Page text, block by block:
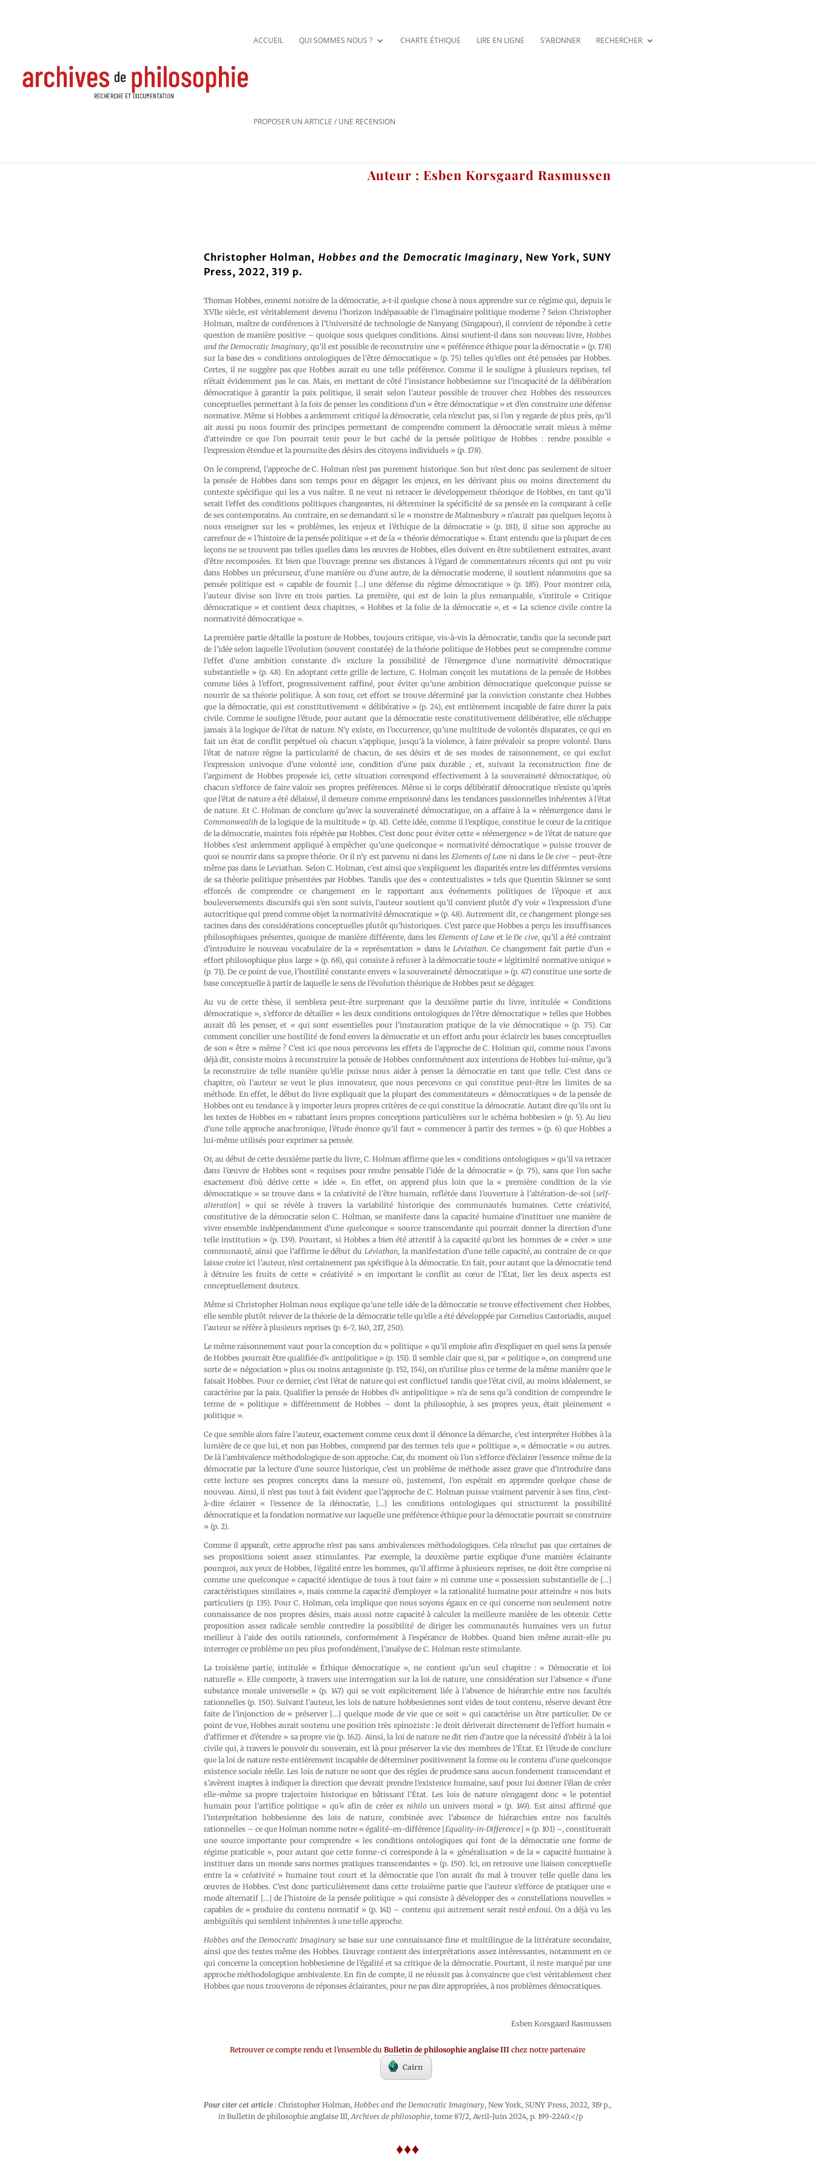
ACCUEIL QUI SOMMES NOUS ? CHARTE ÉTHIQUE LIRE EN LIGNE S’ABONNER RECHERCHER
PROPOSER UN ARTICLE / UNE RECENSION
Auteur : Esben Korsgaard Rasmussen
Christopher Holman, Hobbes and the Democratic Imaginary, New York, SUNY
Press, 2022, 319 p.
Thomas Hobbes, ennemi notoire de la démocratie, a-t-il quelque chose à nous apprendre sur ce régime qui, depuis le
XVIIe siècle, est véritablement devenu l’horizon indépassable de l’imaginaire politique moderne ? Selon Christopher
Holman, maître de conférences à l’Université de technologie de Nanyang (Singapour), il convient de répondre à cette
question de manière positive – quoique sous quelques conditions. Ainsi soutient-il dans son nouveau livre, Hobbes
and the Democratic Imaginary, qu’il est possible de reconstruire une « préférence éthique pour la démocratie » (p. 178)
sur la base des « conditions ontologiques de l’être démocratique » (p. 75) telles qu’elles ont été pensées par Hobbes.
Certes, il ne suggère pas que Hobbes aurait eu une telle préférence. Comme il le souligne à plusieurs reprises, tel
n’était évidemment pas le cas. Mais, en mettant de côté l’insistance hobbesienne sur l’incapacité de la délibération
démocratique à garantir la paix politique, il serait selon l’auteur possible de trouver chez Hobbes des ressources
conceptuelles permettant à la fois de penser les conditions d’un « être démocratique » et d’en construire une défense
normative. Même si Hobbes a ardemment critiqué la démocratie, cela n’exclut pas, si l’on y regarde de plus près, qu’il
ait aussi pu nous fournir des principes permettant de comprendre comment la démocratie serait mieux à même
d’atteindre ce que l’on pourrait tenir pour le but caché de la pensée politique de Hobbes : rendre possible «
l’expression étendue et la poursuite des désirs des citoyens individuels » (p. 178).
On le comprend, l’approche de C. Holman n’est pas purement historique. Son but n’est donc pas seulement de situer
la pensée de Hobbes dans son temps pour en dégager les enjeux, en les dérivant plus ou moins directement du
contexte spécifique qui les a vus naître. Il ne veut ni retracer le développement théorique de Hobbes, en tant qu’il
serait l’effet des conditions politiques changeantes, ni déterminer la spécificité de sa pensée en la comparant à celle
de ses contemporains. Au contraire, en se demandant si le « monstre de Malmesbury » n’aurait pas quelques leçons à
nous enseigner sur les « problèmes, les enjeux et l’éthique de la démocratie » (p. 181), il situe son approche au
carrefour de « l’histoire de la pensée politique » et de la « théorie démocratique ». Étant entendu que la plupart de ces
leçons ne se trouvent pas telles quelles dans les œuvres de Hobbes, elles doivent en être subtilement extraites, avant
d’être recomposées. Et bien que l’ouvrage prenne ses distances à l’égard de commentateurs récents qui ont pu voir
dans Hobbes un précurseur, d’une manière ou d’une autre, de la démocratie moderne, il soutient néanmoins que sa
pensée politique est « capable de fournir […] une défense du régime démocratique » (p. 185). Pour montrer cela,
l’auteur divise son livre en trois parties. La première, qui est de loin la plus remarquable, s’intitule « Critique
démocratique » et contient deux chapitres, « Hobbes et la folie de la démocratie », et « La science civile contre la
normativité démocratique ».
La première partie détaille la posture de Hobbes, toujours critique, vis-à-vis la démocratie, tandis que la seconde part
de l’idée selon laquelle l’évolution (souvent constatée) de la théorie politique de Hobbes peut se comprendre comme
l’effet d’une ambition constante d’« exclure la possibilité de l’émergence d’une normativité démocratique
substantielle » (p. 48). En adoptant cette grille de lecture, C. Holman conçoit les mutations de la pensée de Hobbes
comme liées à l’effort, progressivement raffiné, pour éviter qu’une ambition démocratique quelconque puisse se
nourrir de sa théorie politique. À son tour, cet effort se trouve déterminé par la conviction constante chez Hobbes
que la démocratie, qui est constitutivement « délibérative » (p. 24), est entièrement incapable de faire durer la paix
civile. Comme le souligne l’étude, pour autant que la démocratie reste constitutivement délibérative, elle n’échappe
jamais à la logique de l’état de nature. N’y existe, en l’occurrence, qu’une multitude de volontés disparates, ce qui en
fait un état de conflit perpétuel où chacun s’applique, jusqu’à la violence, à faire prévaloir sa propre volonté. Dans
l’état de nature règne la particularité de chacun, de ses désirs et de ses modes de raisonnement, ce qui exclut
l’expression univoque d’une volontéune, condition d’une paix durable ; et, suivant la reconstruction fine de
l’argument de Hobbes proposée ici, cette situation correspond effectivement à la souveraineté démocratique, où
chacun s’efforce de faire valoir ses propres préférences. Même si le corps délibératif démocratique n’existe qu’après
que l’état de nature a été délaissé, il demeure comme emprisonné dans les tendances passionnelles inhérentes à l’état
de nature. Et C. Holman de conclure qu’avec la souveraineté démocratique, on a affaire à la « réémergence dans le
Commonwealth de la logique de la multitude » (p. 41). Cette idée, comme il l’explique, constitue le cœur de la critique
de la démocratie, maintes fois répétée par Hobbes. C’est donc pour éviter cette « réémergence » de l’état de nature que
Hobbes s’est ardemment appliqué à empêcher qu’une quelconque « normativité démocratique » puisse trouver de
quoi se nourrir dans sa propre théorie. Or il n’y est parvenu ni dans les Elements of Law ni dans le De cive – peut-être
même pas dans le Leviathan. Selon C. Holman, c’est ainsi que s’expliquent les disparités entre les différentes versions
de sa théorie politique présentées par Hobbes. Tandis que des « contextualistes » tels que Quentin Skinner se sont
efforcés de comprendre ce changement en le rapportant aux événements politiques de l’époque et aux
bouleversements discursifs qui s’en sont suivis, l’auteur soutient qu’il convient plutôt d’y voir « l’expression d’une
autocritique qui prend comme objet la normativité démocratique » (p. 48). Autrement dit, ce changement plonge ses
racines dans des considérations conceptuelles plutôt qu’historiques. C’est parce que Hobbes a perçu les insuffisances
philosophiques présentes, quoique de manière différente, dans les Elements of Law et leDe cive, qu’il a été contraint
d’introduire le nouveau vocabulaire de la « représentation » dans le Léviathan. Ce changement fait partie d’un «
effort philosophique plus large » (p. 68), qui consiste à refuser à la démocratie toute « légitimité normative unique »
(p. 71). De ce point de vue, l’hostilité constante envers « la souveraineté démocratique » (p. 47) constitue une sorte de
base conceptuelle à partir de laquelle le sens de l’évolution théorique de Hobbes peut se dégager.
Au vu de cette thèse, il semblera peut-être surprenant que la deuxième partie du livre, intitulée « Conditions
démocratique », s’efforce de détailler « les deux conditions ontologiques de l’être démocratique » telles que Hobbes
aurait dû les penser, et « qui sont essentielles pour l’instauration pratique de la vie démocratique » (p. 75). Car
comment concilier une hostilité de fond envers la démocratie et un effort ardu pour éclaircir les bases conceptuelles
de son « être » même ? C’est ici que nous percevons les effets de l’approche de C. Holman qui, comme nous l’avons
déjà dit, consiste moins à reconstruire la pensée de Hobbes conformément aux intentions de Hobbes lui-même, qu’à
la reconstruire de telle manière qu’elle puisse nous aider à penser la démocratie en tant que telle. C’est dans ce
chapitre, où l’auteur se veut le plus innovateur, que nous percevons ce qui constitue peut-être les limites de sa
méthode. En effet, le début du livre expliquait que la plupart des commentateurs « démocratiques » de la pensée de
Hobbes ont eu tendance à y importer leurs propres critères de ce qui constitue la démocratie. Autant dire qu’ils ont lu
les textes de Hobbes en « rabattant leurs propres conceptions particulières sur le schéma hobbesien » (p. 5). Au lieu
d’une telle approche anachronique, l’étude énonce qu’il faut « commencer à partir des termes » (p. 6) que Hobbes a
lui-même utilisés pour exprimer sa pensée.
Or, au début de cette deuxième partie du livre, C. Holman affirme que les « conditions ontologiques » qu’il va retracer
dans l’œuvre de Hobbes sont « requises pour rendre pensable l’idée de la démocratie » (p. 75), sans que l’on sache
exactement d’où dérive cette « idée ». En effet, on apprend plus loin que la « première condition de la vie
démocratique » se trouve dans « la créativité de l’être humain, reflétée dans l’ouverture à l’altération-de-soi [self-
alteration] » qui se révèle à travers la variabilité historique des communautés humaines. Cette créativité,
constitutive de la démocratie selon C. Holman, se manifeste dans la capacité humaine d’instituer une manière de
vivre ensemble indépendamment d’une quelconque « source transcendante qui pourrait donner la direction d’une
telle institution » (p. 139). Pourtant, si Hobbes a bien été attentif à la capacité qu’ont les hommes de « créer » une
communauté, ainsi que l’affirme le début duLéviathan, la manifestation d’une telle capacité, au contraire de ce que
laisse croire ici l’auteur, n’est certainement pas spécifique à la démocratie. En fait, pour autant que la démocratie tend
à détruire les fruits de cette « créativité » en important le conflit au cœur de l’État, lier les deux aspects est
conceptuellement douteux.
Même si Christopher Holman nous explique qu’une telle idée de la démocratie se trouve effectivement chez Hobbes,
elle semble plutôt relever de la théorie de la démocratie telle qu’elle a été développée par Cornelius Castoriadis, auquel
l’auteur se réfère à plusieurs reprises (p. 6-7, 140, 217, 250).
Le même raisonnement vaut pour la conception du « politique » qu’il emploie afin d’expliquer en quel sens la pensée
de Hobbes pourrait être qualifiée d’« antipolitique » (p. 151). Il semble clair que si, par « politique », on comprend une
sorte de « négociation » plus ou moins antagoniste (p. 152, 154), on n’utilise plus ce terme de la même manière que le
faisait Hobbes. Pour ce dernier, c’est l’état de nature qui est conflictuel tandis que l’état civil, au moins idéalement, se
caractérise par la paix. Qualifier la pensée de Hobbes d’« antipolitique » n’a de sens qu’à condition de comprendre le
terme de « politique » différemment de Hobbes – dont la philosophie, à ses propres yeux, était pleinement «
politique ».
Ce que semble alors faire l’auteur, exactement comme ceux dont il dénonce la démarche, c’est interpréter Hobbes à la
lumière de ce que lui, et non pas Hobbes, comprend par des termes tels que « politique », « démocratie » ou autres.
De là l’ambivalence méthodologique de son approche. Car, du moment où l’on s’efforce d’éclairer l’essence même de la
démocratie par la lecture d’une source historique, c’est un problème de méthode assez grave que d’introduire dans
cette lecture ses propres concepts dans la mesure où, justement, l’on espérait en apprendre quelque chose de
nouveau. Ainsi, il n’est pas tout à fait évident que l’approche de C. Holman puisse vraiment parvenir à ses fins, c’est-
à-dire éclairer « l’essence de la démocratie, […] les conditions ontologiques qui structurent la possibilité
démocratique et la fondation normative sur laquelle une préférence éthique pour la démocratie pourrait se construire
» (p. 2).
Comme il apparaît, cette approche n’est pas sans ambivalences méthodologiques. Cela n’exclut pas que certaines de
ses propositions soient assez stimulantes. Par exemple, la deuxième partie explique d’une manière éclairante
pourquoi, aux yeux de Hobbes, l’égalité entre les hommes, qu’il affirme à plusieurs reprises, ne doit être comprise ni
comme une quelconque « capacité identique de tous à tout faire » ni comme une « possession substantielle de […]
caractéristiques similaires », mais comme la capacité d’employer « la rationalité humaine pour atteindre » nos buts
particuliers (p. 135). Pour C. Holman, cela implique que nous soyons égaux en ce qui concerne non seulement notre
connaissance de nos propres désirs, mais aussi notre capacité à calculer la meilleure manière de les obtenir. Cette
proposition assez radicale semble contredire la possibilité de diriger les communautés humaines vers un futur
meilleur à l’aide des outils rationnels, conformément à l’espérance de Hobbes. Quand bien même aurait-elle pu
interroger ce problème un peu plus profondément, l’analyse de C. Holman reste stimulante.
La troisième partie, intitulée « Éthique démocratique », ne contient qu’un seul chapitre : « Démocratie et loi
naturelle ». Elle comporte, à travers une interrogation sur la loi de nature, une considération sur l’absence « d’une
substance morale universelle » (p. 147) qui se voit explicitement liée à l’absence de hiérarchie entre nos facultés
rationnelles (p. 150). Suivant l’auteur, les lois de nature hobbesiennes sont vides de tout contenu, réserve devant être
faite de l’injonction de « préserver […] quelque mode de vie que ce soit » qui caractérise un être particulier. De ce
point de vue, Hobbes aurait soutenu une position très spinoziste : le droit dériverait directement de l’effort humain «
d’affirmer et d’étendre » sa propre vie (p. 162). Ainsi, la loi de nature ne dit rien d’autre que la nécessité d’obéir à la loi
civile qui, à travers le pouvoir du souverain, est là pour préserver la vie des membres de l’État. Et l’étude de conclure
que la loi de nature reste entièrement incapable de déterminer positivement la forme ou le contenu d’une quelconque
existence sociale réelle. Les lois de nature ne sont que des règles de prudence sans aucun fondement transcendant et
s’avèrent inaptes à indiquer la direction que devrait prendre l’existence humaine, sauf pour lui donner l’élan de créer
elle-même sa propre trajectoire historique en bâtissant l’État. Les lois de nature n’engagent donc « le potentiel
humain pour l’artifice politique » qu’« afin de créerex nihiloun univers moral » (p. 149). Est ainsi affirmé que
l’interprétation hobbesienne des lois de nature, combinée avec l’absence de hiérarchies entre nos facultés
rationnelles – ce que Holman nomme notre « égalité-en-différence [Equality-in-Difference] » (p. 101) –, constituerait
une source importante pour comprendre « les conditions ontologiques qui font de la démocratie une forme de
régime praticable », pour autant que cette forme-ci corresponde à la « généralisation » de la « capacité humaine à
instituer dans un monde sans normes pratiques transcendantes » (p. 150). Ici, on retrouve une liaison conceptuelle
entre la « créativité » humaine tout court et la démocratie que l’on aurait du mal à trouver telle quelle dans les
œuvres de Hobbes. C’est donc particulièrement dans cette troisième partie que l’auteur s’efforce de pratiquer une «
mode alternatif […] de l’histoire de la pensée politique » qui consiste à développer des « constellations nouvelles »
capables de « produire du contenu normatif » (p. 141) – contenu qui autrement serait resté enfoui. On a déjà vu les
ambiguïtés qui semblent inhérentes à une telle approche.
Hobbes and the Democratic Imaginary se base sur une connaissance fine et multilingue de la littérature secondaire,
ainsi que des textes même des Hobbes. L’ouvrage contient des interprétations assez intéressantes, notamment en ce
qui concerne la conception hobbesienne de l’égalité et sa critique de la démocratie. Pourtant, il reste marqué par une
approche méthodologique ambivalente. En fin de compte, il ne réussit pas à convaincre que c’est véritablement chez
Hobbes que nous trouverons de réponses éclairantes, pour ne pas dire appropriées, à nos problèmes démocratiques.
Esben Korsgaard Rasmussen
Retrouver ce compte rendu et l’ensemble du Bulletin de philosophie anglaise III chez notre partenaire
Cairn
Pour citer cet article: Christopher Holman,Hobbes and the Democratic Imaginary, New York, SUNY Press, 2022, 319 p.,
in Bulletin de philosophie anglaise III,Archives de philosophie, tome 87/2, Avril-Juin 2024, p. 199-2240.</p
♦♦♦